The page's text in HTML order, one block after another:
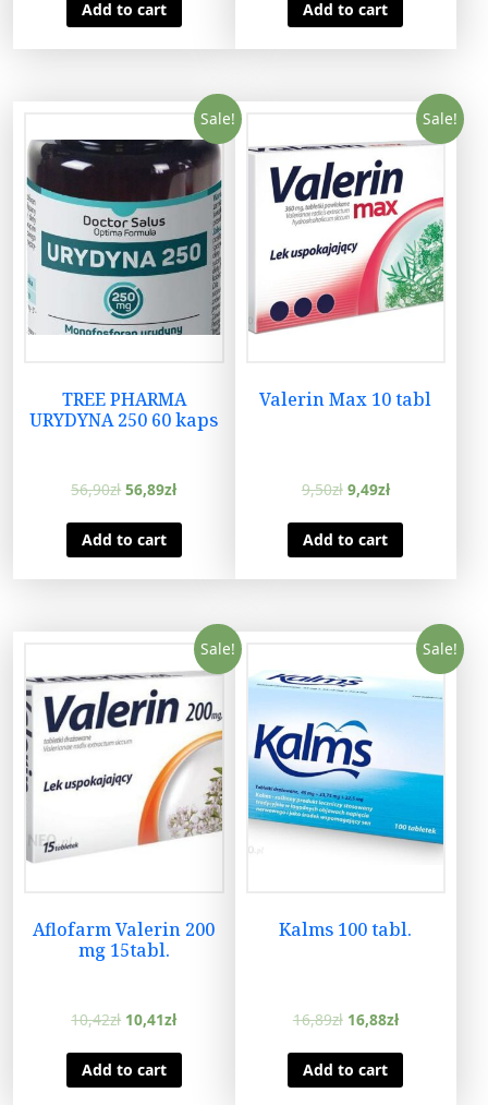
Add to cart Add to cart
Sale!
TREE PHARMA
URYDYNA 250 60 kaps
56,90zł 56,89zł
Add to cart
Sale!
Valerin Max 10 tabl
9,50zł 9,49zł
Add to cart
Sale!
Aflofarm Valerin 200
mg 15tabl.
10,42zł 10,41zł
Add to cart
Sale!
Kalms 100 tabl.
16,89zł 16,88zł
Add to cart